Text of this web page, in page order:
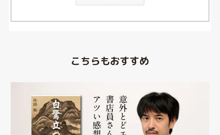
こちらもおすすめ